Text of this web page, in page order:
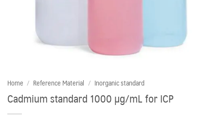
Home / Reference Material / Inorganic standard
Cadmium standard 1000 µg/mL for ICP